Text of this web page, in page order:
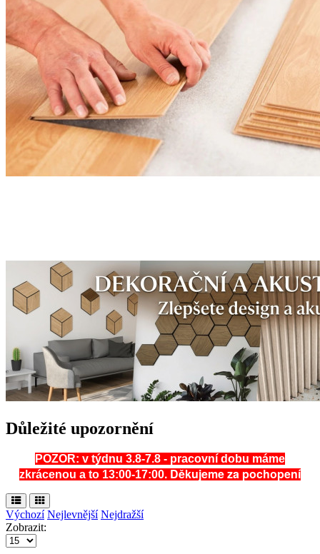
Důležité upozornění
POZOR: v týdnu 3.8-7.8 - pracovní dobu máme
zkrácenou a to 13:00-17:00. Děkujeme za pochopení
Výchozí Nejlevnější Nejdražší
Zobrazit: